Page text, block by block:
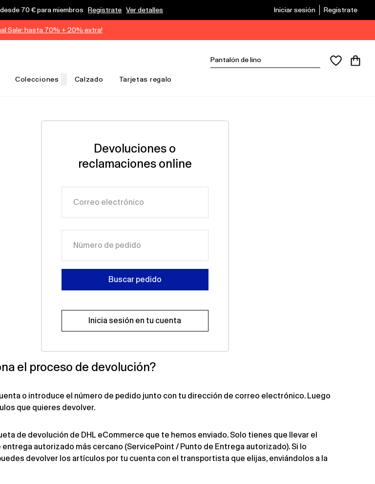
70 € para miembrosRegístrate Ver detalles Iniciar sesión Regístrate
Sale: hasta 70% + 20% extra!
Colecciones Calzado Tarjetas regalo
Devoluciones o
reclamaciones online
Correo electrónico
Número de pedido
Buscar pedido
Inicia sesión en tu cuenta
el proceso de devolución?
o introduce el número de pedido junto con tu dirección de correo electrónico. Luego
que quieres devolver.
de devolución de DHL eCommerce que te hemos enviado. Solo tienes que llevar el
entrega autorizado más cercano (ServicePoint / Punto de Entrega autorizado). Si lo
devolver los artículos por tu cuenta con el transportista que elijas, enviándolos a la